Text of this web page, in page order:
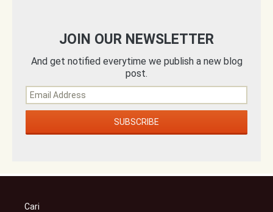
JOIN OUR NEWSLETTER
And get notified everytime we publish a new blog
post.
Cari